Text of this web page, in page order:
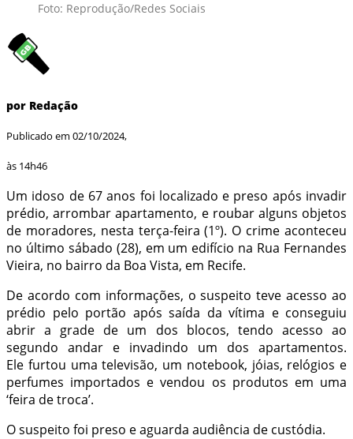
Foto: Reprodução/Redes Sociais
por Redação
Publicado em 02/10/2024,
às 14h46
Um idoso de 67 anos foi localizado e preso após invadir
prédio, arrombar apartamento, e roubar alguns objetos
de moradores, nesta terça-feira (1º). O crime aconteceu
no último sábado (28), em um edifício na Rua Fernandes
Vieira, no bairro da Boa Vista, em Recife.
De acordo com informações, o suspeito teve acesso ao
prédio pelo portão após saída da vítima e conseguiu
abrir a grade de um dos blocos, tendo acesso ao
segundo andar e invadindo um dos apartamentos.
Ele furtou uma televisão, um notebook, jóias, relógios e
perfumes importados e vendou os produtos em uma
‘feira de troca’.
O suspeito foi preso e aguarda audiência de custódia.